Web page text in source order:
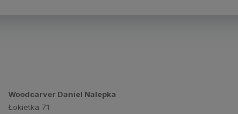
Woodcarver Daniel Nalepka
Łokietka 71